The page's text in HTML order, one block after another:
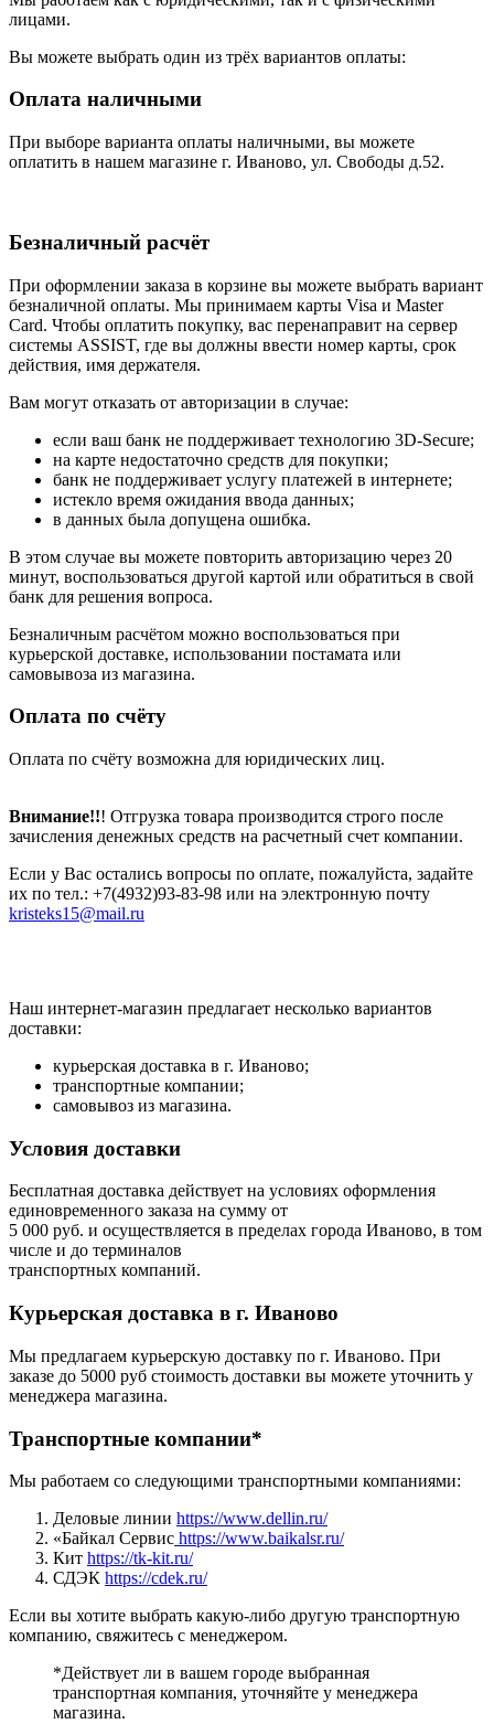
лицами.
Вы можете выбрать один из трёх вариантов оплаты:
Оплата наличными
При выборе варианта оплаты наличными, вы можете
оплатить в нашем магазине г. Иваново, ул. Свободы д.52.
Безналичный расчёт
При оформлении заказа в корзине вы можете выбрать вариант
безналичной оплаты. Мы принимаем карты Visa и Master
Card. Чтобы оплатить покупку, вас перенаправит на сервер
системы ASSIST, где вы должны ввести номер карты, срок
действия, имя держателя.
Вам могут отказать от авторизации в случае:
если ваш банк не поддерживает технологию 3D-Secure;
на карте недостаточно средств для покупки;
банк не поддерживает услугу платежей в интернете;
истекло время ожидания ввода данных;
в данных была допущена ошибка.
В этом случае вы можете повторить авторизацию через 20
минут, воспользоваться другой картой или обратиться в свой
банк для решения вопроса.
Безналичным расчётом можно воспользоваться при
курьерской доставке, использовании постамата или
самовывоза из магазина.
Оплата по счёту
Оплата по счёту возможна для юридических лиц.
Внимание!!! Отгрузка товара производится строго после
зачисления денежных средств на расчетный счет компании.
Если у Вас остались вопросы по оплате, пожалуйста, задайте
их по тел.: +7(4932)93-83-98 или на электронную почту
kristeks15@mail.ru
Наш интернет-магазин предлагает несколько вариантов
доставки:
курьерская доставка в г. Иваново;
транспортные компании;
самовывоз из магазина.
Условия доставки
Бесплатная доставка действует на условиях оформления
единовременного заказа на сумму от
5 000 руб. и осуществляется в пределах города Иваново, в том
числе и до терминалов
транспортных компаний.
Курьерская доставка в г. Иваново
Мы предлагаем курьерскую доставку по г. Иваново. При
заказе до 5000 руб стоимость доставки вы можете уточнить у
менеджера магазина.
Транспортные компании*
Мы работаем со следующими транспортными компаниями:
Деловые линии https://www.dellin.ru/
«Байкал Сервис https://www.baikalsr.ru/
Кит https://tk-kit.ru/
СДЭК https://cdek.ru/
Если вы хотите выбрать какую-либо другую транспортную
компанию, свяжитесь с менеджером.
*Действует ли в вашем городе выбранная
транспортная компания, уточняйте у менеджера
магазина.